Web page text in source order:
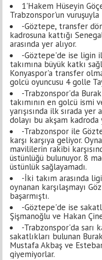
1'Hakem Hüseyin
Trabzonspor'un vuruşuyla
-Göztepe, transfer
kadrosuna kattığı
arasında yer alıyor.
-Göztepe'de ise ligin
takımına büyük katkı
Konyaspor'a transfer
golcü oyuncusu 4 golle
-Trabzonspor'da
takımının en golcü ismi
yarışısında ilk sırada
dolayı bu akşam kadroda
-Trabzonspor ile
karşı karşıya geliyor.
mavililerin rakibi
üstünlüğü bulunuyor. 8
üstünlük sağlayamadı.
-İki takım arasında
oynanan karşılaşmayı
başarmıştı.
-Göztepe'de ise
Şişmanoğlu ve Hakan
-Trabzonspor'da sarı
sakatlıkları bulunan
Mustafa Akbaş ve
giyemiyorlar.